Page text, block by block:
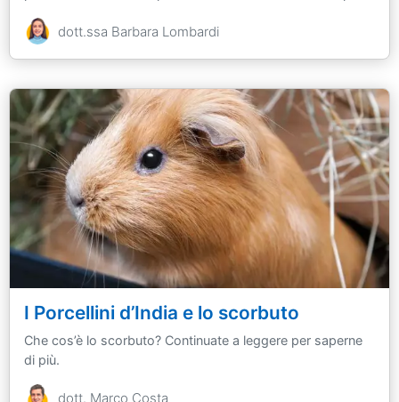
dott.ssa Barbara Lombardi
I Porcellini d’India e lo scorbuto
Che cos’è lo scorbuto? Continuate a leggere per saperne
di più.
dott. Marco Costa